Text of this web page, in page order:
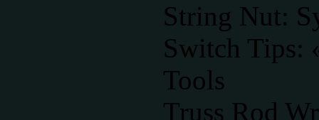
String Nut:
Switch Tips:
Tools
Truss Rod